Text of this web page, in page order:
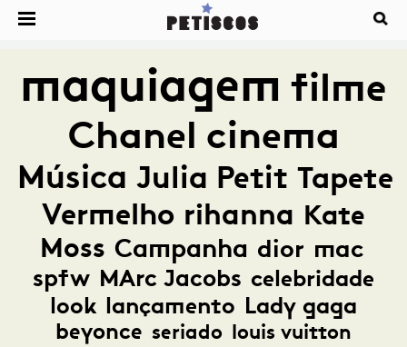
maquiagem filme
Chanel cinema
Música Julia Petit Tapete
Vermelho rihanna Kate
Moss Campanha dior mac
spfw MArc Jacobs celebridade
look lançamento Lady gaga
beyonce seriado louis vuitton